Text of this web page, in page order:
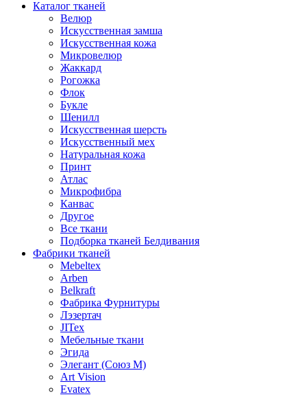
Каталог тканей
Велюр
Искусственная замша
Искусственная кожа
Микровелюр
Жаккард
Рогожка
Флок
Букле
Шенилл
Искусственная шерсть
Искусственный мех
Натуральная кожа
Принт
Атлас
Микрофибра
Канвас
Другое
Все ткани
Подборка тканей Белдивания
Фабрики тканей
Mebeltex
Arben
Belkraft
Фабрика Фурнитуры
Лэзертач
JITex
Мебельные ткани
Эгида
Элегант (Союз М)
Art Vision
Evatex